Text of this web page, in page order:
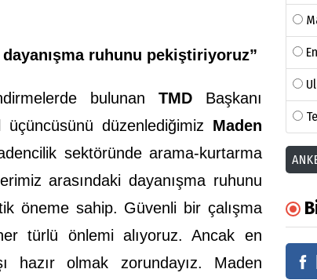
ruhunu pekiştiriyoruz”
bulunan TMDBaşkanı
üçüncüsünü düzenlediğimiz Maden
sektöründe arama-kurtarma
arasındaki dayanışma ruhunu
öneme sahip. Güvenli bir çalışma
türlü önlemi alıyoruz. Ancak en
hazır olmak zorundayız. Maden